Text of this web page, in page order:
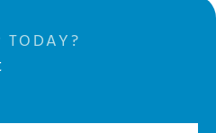
TODAY?